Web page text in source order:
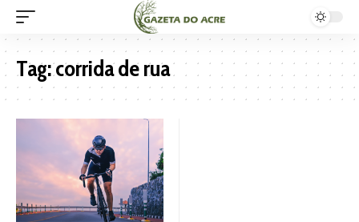
Tag:corrida de rua